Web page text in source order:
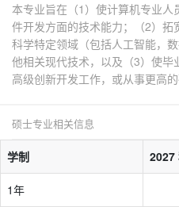
本专业旨在（1）使计算机专业
件开发方面的技术能力；（2）
科学特定领域（包括人工智能，
他相关现代技术，以及（3）使
高级创新开发工作，或从事更高的
硕士专业相关信息
学制 2027
1年